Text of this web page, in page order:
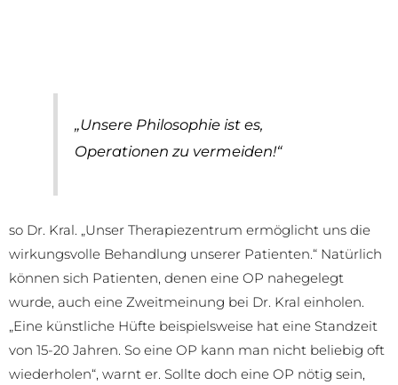
„Unsere Philosophie ist es,
Operationen zu vermeiden!“
so Dr. Kral. „Unser Therapiezentrum ermöglicht uns die
wirkungsvolle Behandlung unserer Patienten.“ Natürlich
können sich Patienten, denen eine OP nahegelegt
wurde, auch eine Zweitmeinung bei Dr. Kral einholen.
„Eine künstliche Hüfte beispielsweise hat eine Standzeit
von 15-20 Jahren. So eine OP kann man nicht beliebig oft
wiederholen“, warnt er. Sollte doch eine OP nötig sein,